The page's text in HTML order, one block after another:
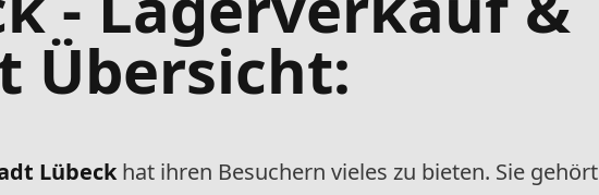
Übersicht:
Lübeck hat ihren Besuchern vieles zu bieten. Sie gehört